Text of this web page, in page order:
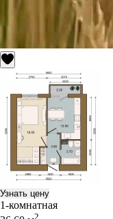
Узнать цену
1-комнатная
2